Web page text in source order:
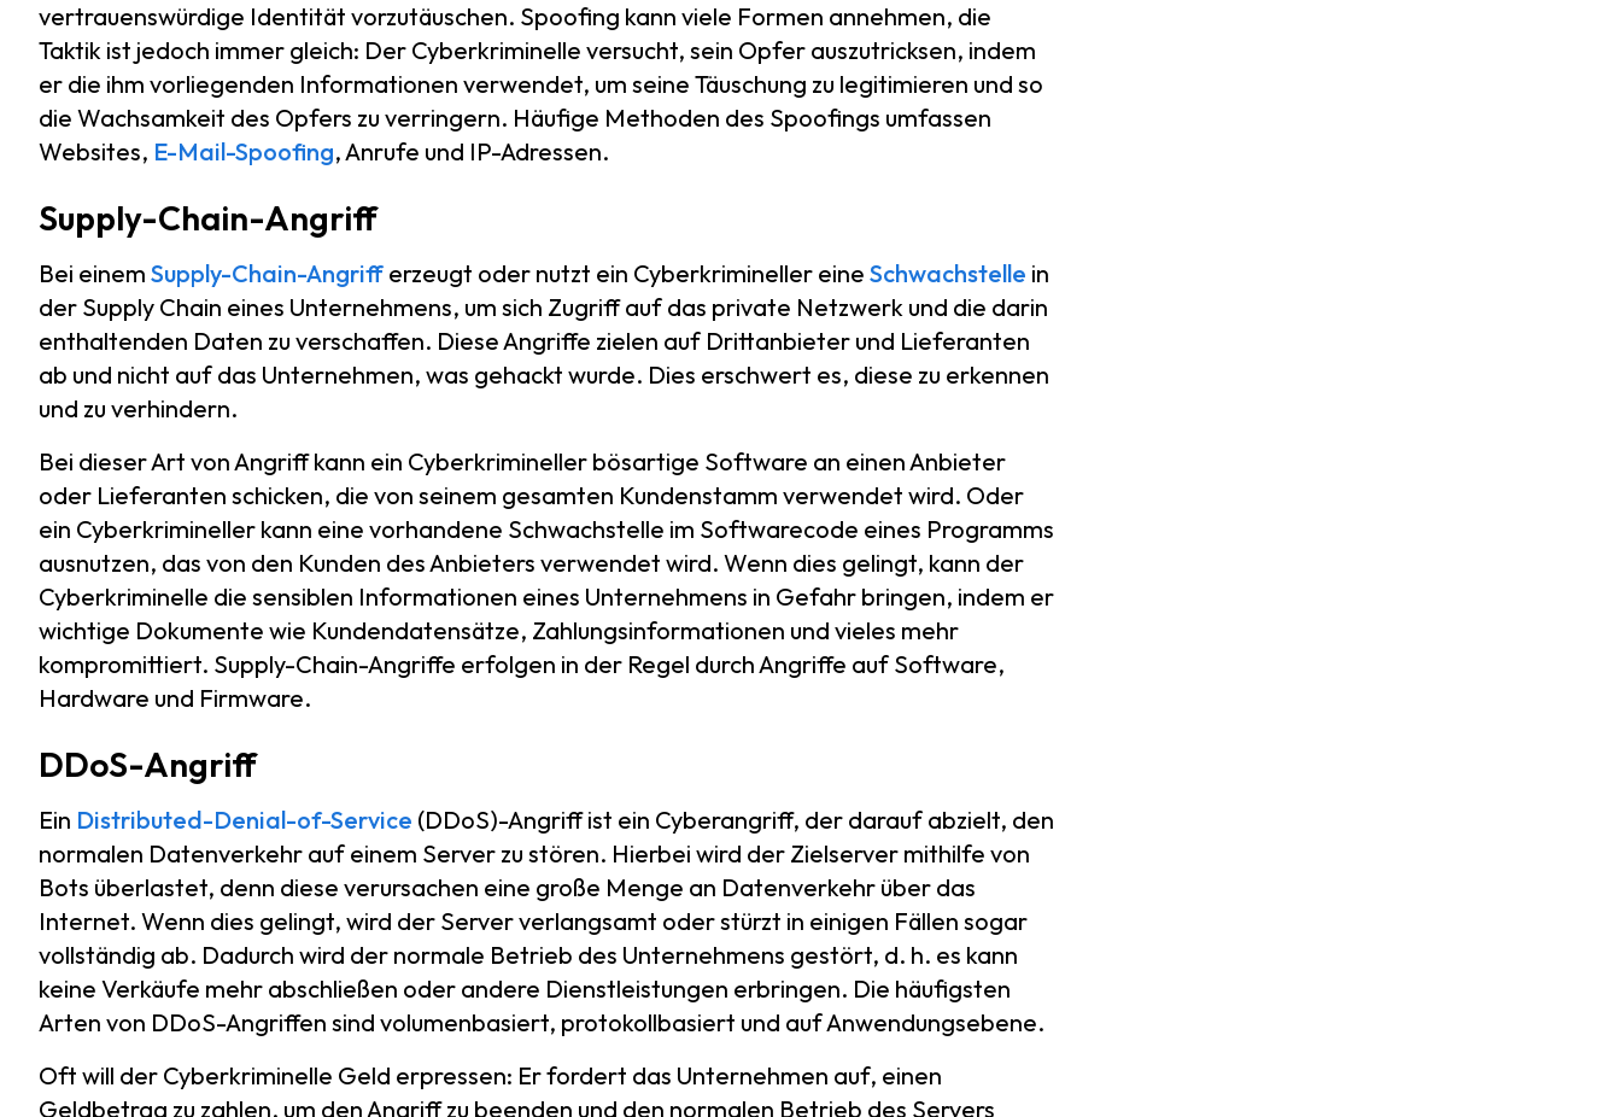
vertrauenswürdige Identität vorzutäuschen. Spoofing kann viele Formen annehmen, die
Taktik ist jedoch immer gleich: Der Cyberkriminelle versucht, sein Opfer auszutricksen, indem
er die ihm vorliegenden Informationen verwendet, um seine Täuschung zu legitimieren und so
die Wachsamkeit des Opfers zu verringern. Häufige Methoden des Spoofings umfassen
Websites, E-Mail-Spoofing, Anrufe und IP-Adressen.
Supply-Chain-Angriff
Bei einem Supply-Chain-Angriff erzeugt oder nutzt ein Cyberkrimineller eine Schwachstelle in
der Supply Chain eines Unternehmens, um sich Zugriff auf das private Netzwerk und die darin
enthaltenden Daten zu verschaffen. Diese Angriffe zielen auf Drittanbieter und Lieferanten
ab und nicht auf das Unternehmen, was gehackt wurde. Dies erschwert es, diese zu erkennen
und zu verhindern.
Bei dieser Art von Angriff kann ein Cyberkrimineller bösartige Software an einen Anbieter
oder Lieferanten schicken, die von seinem gesamten Kundenstamm verwendet wird. Oder
ein Cyberkrimineller kann eine vorhandene Schwachstelle im Softwarecode eines Programms
ausnutzen, das von den Kunden des Anbieters verwendet wird. Wenn dies gelingt, kann der
Cyberkriminelle die sensiblen Informationen eines Unternehmens in Gefahr bringen, indem er
wichtige Dokumente wie Kundendatensätze, Zahlungsinformationen und vieles mehr
kompromittiert. Supply-Chain-Angriffe erfolgen in der Regel durch Angriffe auf Software,
Hardware und Firmware.
DDoS-Angriff
Ein Distributed-Denial-of-Service (DDoS)-Angriff ist ein Cyberangriff, der darauf abzielt, den
normalen Datenverkehr auf einem Server zu stören. Hierbei wird der Zielserver mithilfe von
Bots überlastet, denn diese verursachen eine große Menge an Datenverkehr über das
Internet. Wenn dies gelingt, wird der Server verlangsamt oder stürzt in einigen Fällen sogar
vollständig ab. Dadurch wird der normale Betrieb des Unternehmens gestört, d. h. es kann
keine Verkäufe mehr abschließen oder andere Dienstleistungen erbringen. Die häufigsten
Arten von DDoS-Angriffen sind volumenbasiert, protokollbasiert und auf Anwendungsebene.
Oft will der Cyberkriminelle Geld erpressen: Er fordert das Unternehmen auf, einen
Geldbetrag zu zahlen, um den Angriff zu beenden und den normalen Betrieb des Servers